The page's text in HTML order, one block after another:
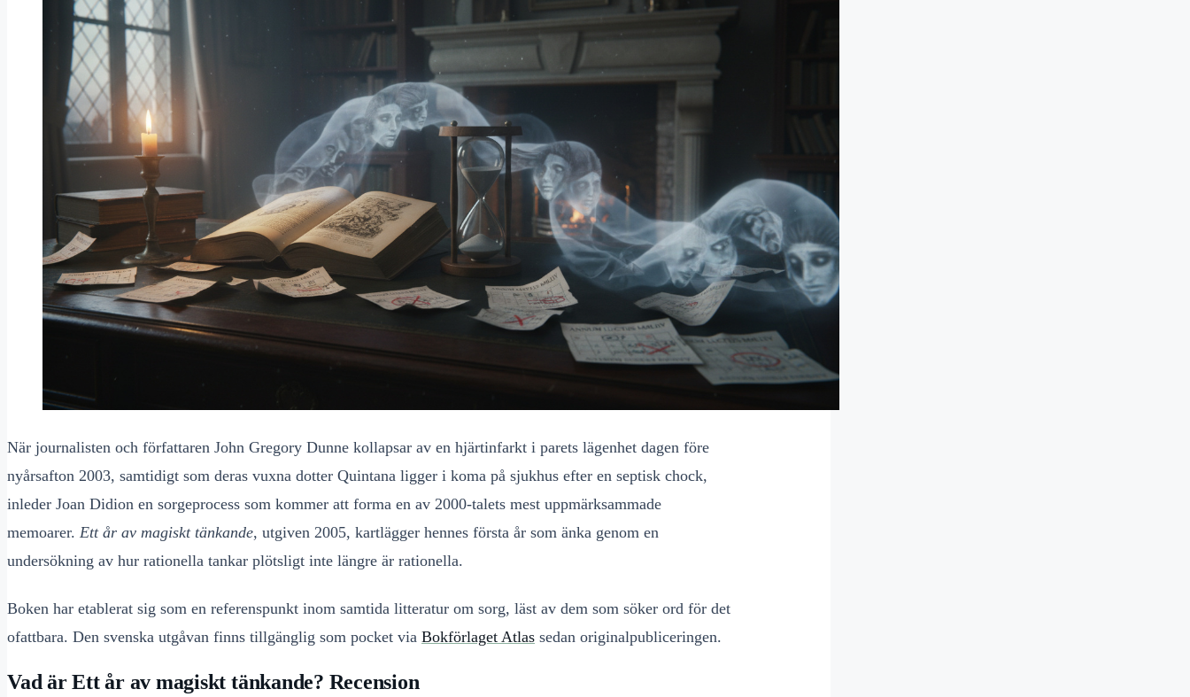
När journalisten och författaren John Gregory Dunne kollapsar av en hjärtinfarkt i parets lägenhet dagen före
nyårsafton 2003, samtidigt som deras vuxna dotter Quintana ligger i koma på sjukhus efter en septisk chock,
inleder Joan Didion en sorgeprocess som kommer att forma en av 2000-talets mest uppmärksammade
memoarer. Ett år av magiskt tänkande, utgiven 2005, kartlägger hennes första år som änka genom en
undersökning av hur rationella tankar plötsligt inte längre är rationella.
Boken har etablerat sig som en referenspunkt inom samtida litteratur om sorg, läst av dem som söker ord för det
ofattbara. Den svenska utgåvan finns tillgänglig som pocket via Bokförlaget Atlas sedan originalpubliceringen.
Vad är Ett år av magiskt tänkande? Recension